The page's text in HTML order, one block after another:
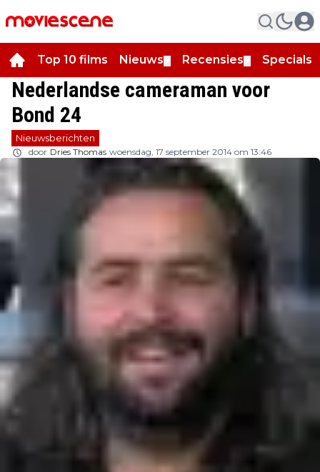
Top 10 films Nieuws Recensies Specials
Nederlandse cameraman voor
Bond 24
Nieuwsberichten
door Dries Thomas woensdag, 17 september 2014 om 13:46